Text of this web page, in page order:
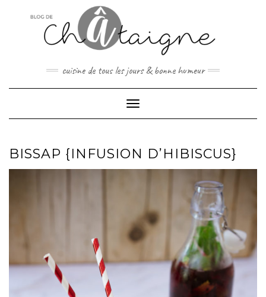
cuisine de tous les jours & bonne humeur
Toggle Navigation
BISSAP {INFUSION D’HIBISCUS}